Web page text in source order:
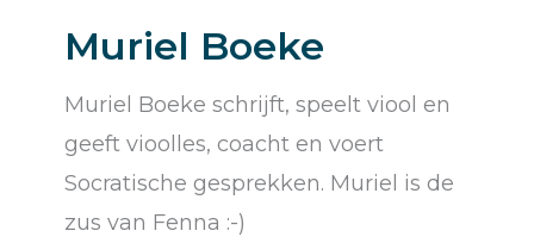
Muriel Boeke
Muriel Boeke schrijft, speelt viool en
geeft vioolles, coacht en voert
Socratische gesprekken. Muriel is de
zus van Fenna :-)